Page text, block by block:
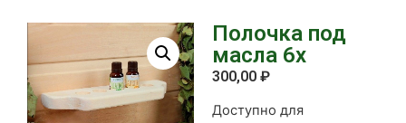
Полочка под
масла 6х
300,00 ₽
Доступно для